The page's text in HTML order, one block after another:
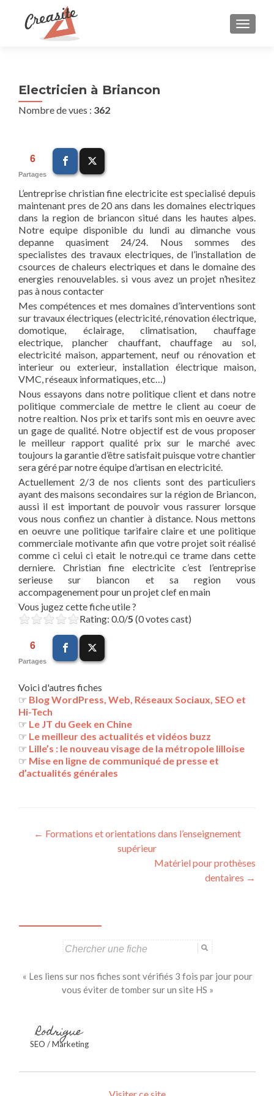
Electricien à Briancon
Nombre de vues : 362
6
Partages
L’entreprise christian fine electricite est specialisé depuis
maintenant pres de 20 ans dans les domaines electriques
dans la region de briancon situé dans les hautes alpes.
Notre equipe disponible du lundi au dimanche vous
depanne quasiment 24/24. Nous sommes des
specialistes des travaux electriques, de l’installation de
csources de chaleurs electriques et dans le domaine des
energies renouvelables. si vous avez un projet n’hesitez
pas à nous contacter
Mes compétences et mes domaines d’interventions sont
sur travaux électriques (electricité, rénovation électrique,
domotique, éclairage, climatisation, chauffage
electrique, plancher chauffant, chauffage au sol,
electricité maison, appartement, neuf ou rénovation et
interieur ou exterieur, installation électrique maison,
VMC, réseaux informatiques, etc…)
Nous essayons dans notre politique client et dans notre
politique commerciale de mettre le client au coeur de
notre realtion. Nos prix et tarifs sont mis en oeuvre avec
un gage de qualité. Notre objectif est de vous proposer
le meilleur rapport qualité prix sur le marché avec
toujours la garantie d’être satisfait puisque votre chantier
sera géré par notre équipe d’artisan en electricité.
Actuellement 2/3 de nos clients sont des particuliers
ayant des maisons secondaires sur la région de Briancon,
aussi il est important de pouvoir vous rassurer lorsque
vous nous confiez un chantier à distance. Nous mettons
en oeuvre une politique tarifaire claire et une politique
commerciale motivante afin que votre projet soit réalisé
comme ci celui ci etait le notre.qui ce trame dans cette
derniere. Christian fine electricite c’est l’entreprise
serieuse sur biancon et sa region vous
accompagenement pour un projet clef en main
Vous jugez cette fiche utile ?
Rating: 0.0/5 (0 votes cast)
6
Partages
Voici d'autres fiches
☞ Blog WordPress, Web, Réseaux Sociaux, SEO et
Hi-Tech
☞ Le JT du Geek en Chine
☞ Le meilleur des actualités et vidéos buzz
☞ Lille’s : le nouveau visage de la métropole lilloise
☞ Mise en ligne de communiqué de presse et
d’actualités générales
Navigation
← Formations et orientations dans l’enseignement
supérieur
Matériel pour prothèses
dentaires →
« Les liens sur nos fiches sont vérifiés 3 fois par jour pour
vous éviter de tomber sur un site HS »
Rodrigue
SEO / Marketing